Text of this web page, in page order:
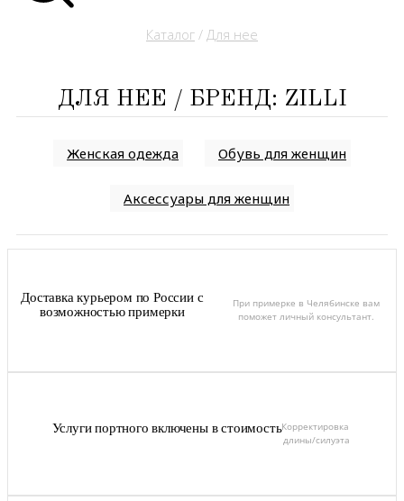
Каталог / Для нее
ДЛЯ НЕЕ / БРЕНД: ZILLI
Женская одежда Обувь для женщин
Аксессуары для женщин
Доставка курьером по России с
возможностью примерки
При примерке в Челябинске вам
поможет личный консультант.
Услуги портного включены в стоимостьКорректировка
длины/силуэта